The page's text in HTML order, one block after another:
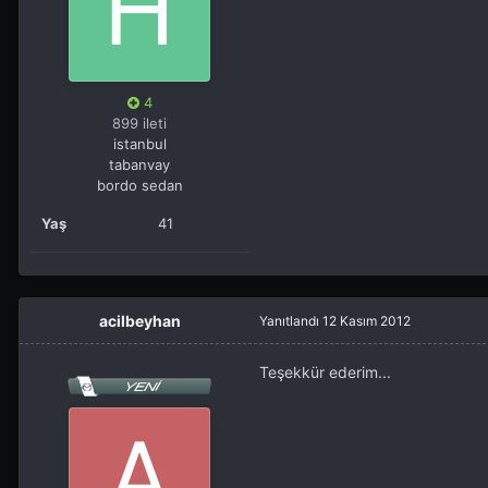
4
899 ileti
istanbul
tabanvay
bordo sedan
Yaş 41
acilbeyhan Yanıtlandı 12 Kasım 2012
Teşekkür ederim...